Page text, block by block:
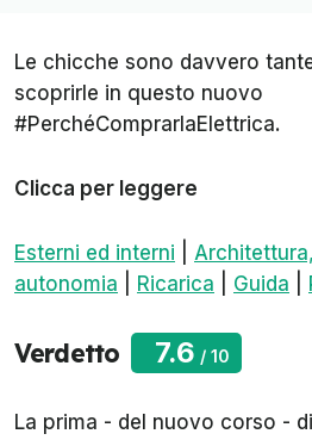
Le chicche sono davvero
scoprirle in questo nuovo
#PerchéComprarlaElettrica.
Clicca per leggere
Esterni ed interni
autonomia
Ricarica Guida
Verdetto 7.6 / 10
La prima - del nuovo corso -